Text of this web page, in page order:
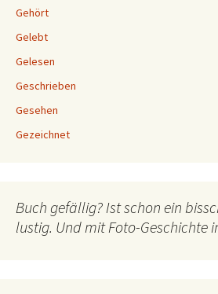
Gehört
Gelebt
Gelesen
Geschrieben
Gesehen
Gezeichnet
Buch gefällig? Ist schon ein
lustig. Und mit Foto-Geschichte